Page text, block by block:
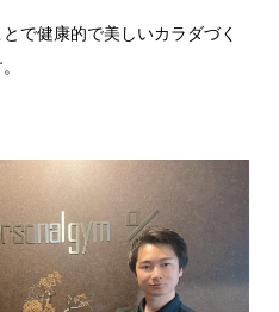
で健康的で美しいカラダづく